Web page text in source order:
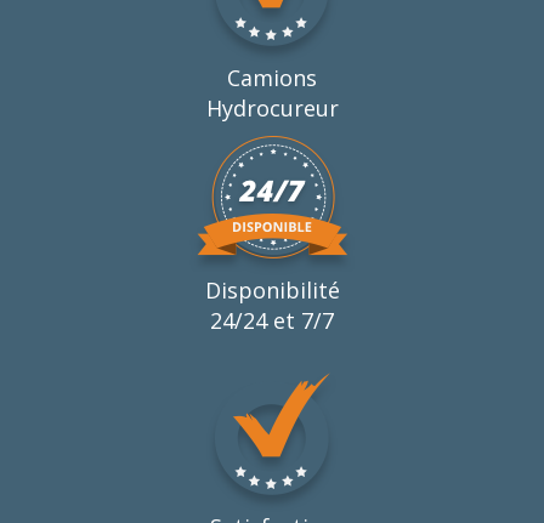
Camions
Hydrocureur
Disponibilité
24/24 et 7/7